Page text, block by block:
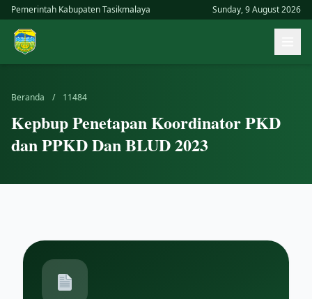
Skip
content
Pemerintah Kabupaten Tasikmalaya Sunday, 9 August 2026
Beranda / 11484
Kepbup Penetapan Koordinator PKD
dan PPKD Dan BLUD 2023